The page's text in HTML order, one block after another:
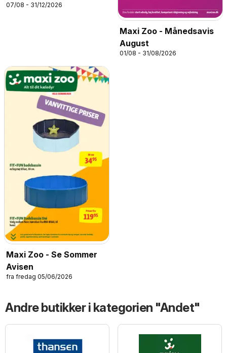
07/08 - 31/12/2026
Maxi Zoo - Månedsavis
August
01/08 - 31/08/2026
Maxi Zoo - Se Sommer
Avisen
fra fredag 05/06/2026
Andre butikker i kategorien "Andet"